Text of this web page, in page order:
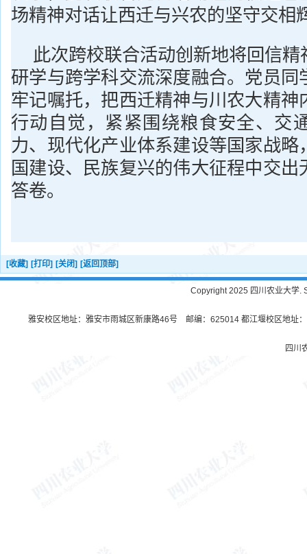
场精神对话让西迁与兴农的坚守交相
此次跨校联合活动创新地将回信
研学与跨学科交流深度融合。党员同
牢记嘱托，把西迁精神与川农大精神
行动自觉，紧紧围绕粮食安全、交
力、现代化产业体系建设等国家战略
国建设、民族复兴的伟大征程中交出
答卷。
[收藏] [打印] [关闭] [返回顶部]
Copyright 2025 四川农业大学.
雅安校区地址：雅安市雨城区新康路46号 邮编：625014 都江堰校区地址
四川